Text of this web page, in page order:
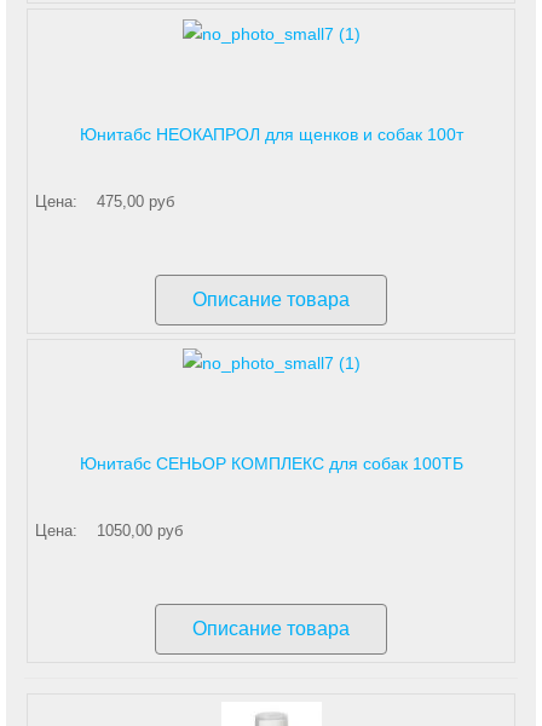
Юнитабс НЕОКАПРОЛ для щенков и собак 100т
Цена: 475,00 руб
Описание товара
Юнитабс СЕНЬОР КОМПЛЕКС для собак 100ТБ
Цена: 1050,00 руб
Описание товара